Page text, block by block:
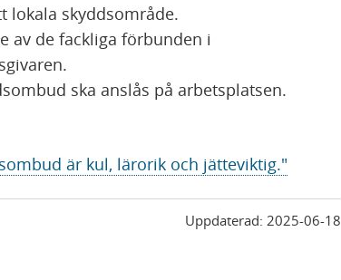
lokala skyddsområde.
av de fackliga förbunden i
ska anslås på arbetsplatsen.​
är kul, lärorik och jätteviktig."
Uppdaterad:2025-06-18